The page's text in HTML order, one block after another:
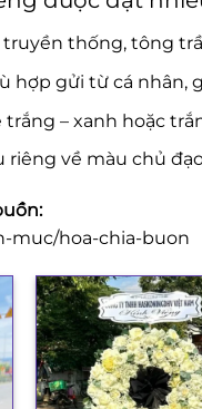
thống, tông
hợp gửi từ cá nhân,
– xanh hoặc
riêng về màu chủ
muc/hoa-chia-buon